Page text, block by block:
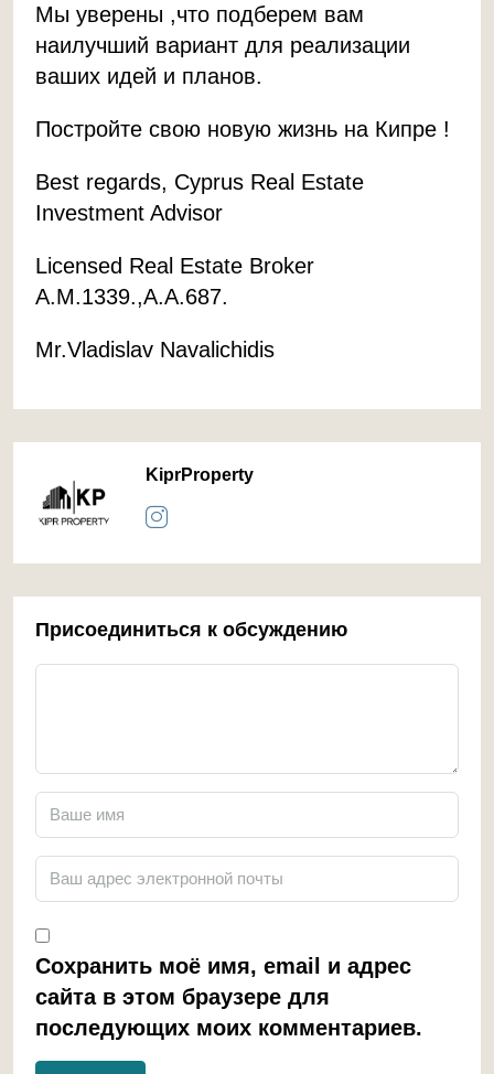
Мы уверены ,что подберем вам
наилучший вариант для реализации
ваших идей и планов.
Постройте свою новую жизнь на Кипре !
Best regards, Cyprus Real Estate
Investment Advisor
Licensed Real Estate Broker
A.M.1339.,A.A.687.
Mr.Vladislav Navalichidis
KiprProperty
Присоединиться к обсуждению
Сохранить моё имя, email и адрес
сайта в этом браузере для
последующих моих комментариев.